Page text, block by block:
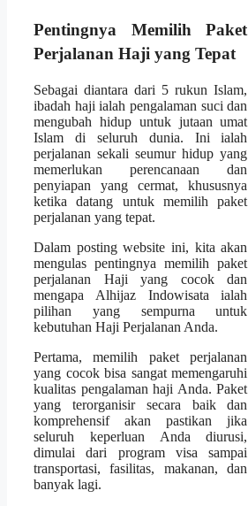
Pentingnya Memilih Paket
Perjalanan Haji yang Tepat
Sebagai diantara dari 5 rukun Islam,
ibadah haji ialah pengalaman suci dan
mengubah hidup untuk jutaan umat
Islam di seluruh dunia. Ini ialah
perjalanan sekali seumur hidup yang
memerlukan perencanaan dan
penyiapan yang cermat, khususnya
ketika datang untuk memilih paket
perjalanan yang tepat.
Dalam posting website ini, kita akan
mengulas pentingnya memilih paket
perjalanan Haji yang cocok dan
mengapa Alhijaz Indowisata ialah
pilihan yang sempurna untuk
kebutuhan Haji Perjalanan Anda.
Pertama, memilih paket perjalanan
yang cocok bisa sangat memengaruhi
kualitas pengalaman haji Anda. Paket
yang terorganisir secara baik dan
komprehensif akan pastikan jika
seluruh keperluan Anda diurusi,
dimulai dari program visa sampai
transportasi, fasilitas, makanan, dan
banyak lagi.